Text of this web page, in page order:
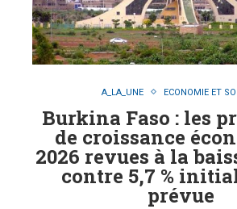
A_LA_UNE ECONOMIE ET
Burkina Faso : les
de croissance
2026 revues à la
contre 5,7 %
prévue